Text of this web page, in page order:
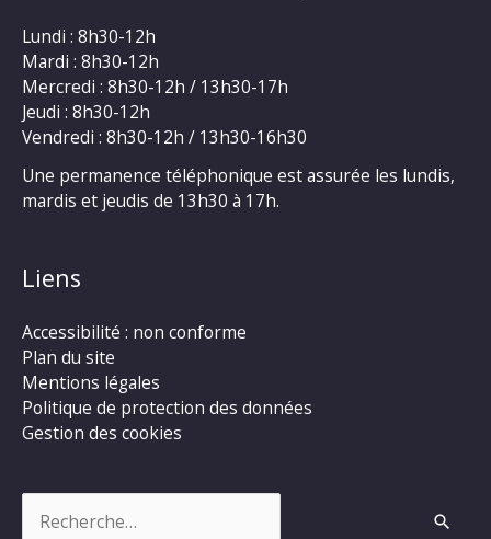
Lundi : 8h30-12h
Mardi : 8h30-12h
Mercredi : 8h30-12h / 13h30-17h
Jeudi : 8h30-12h
Vendredi : 8h30-12h / 13h30-16h30
Une permanence téléphonique est assurée les lundis,
mardis et jeudis de 13h30 à 17h.
Liens
Accessibilité : non conforme
Plan du site
Mentions légales
Politique de protection des données
Gestion des cookies